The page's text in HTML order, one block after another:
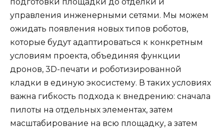
управления инженерными сетями. Мы можем
ожидать появления новых типов роботов,
которые будут адаптироваться к конкретным
условиям проекта, объединяя функции
дронов, 3D-печати и роботизированной
кладки в единую экосистему. В таких условиях
важна гибкость подхода к внедрению: сначала
пилоты на отдельных элементах, затем
масштабирование на всю площадку, а затем